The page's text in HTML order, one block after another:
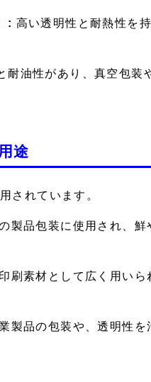
: 高い透明性と耐熱性を
耐油性があり、真空包装
途
されています。
製品包装に使用され、鮮
刷素材として広く用いら
製品の包装や、透明性